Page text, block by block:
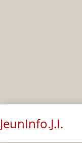
JeunInfo.J.I.